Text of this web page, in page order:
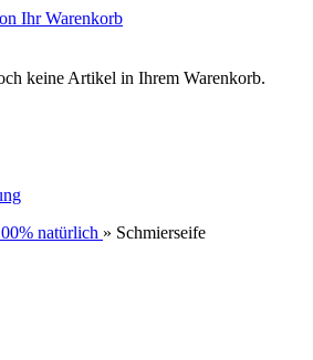
Ihr Warenkorb
keine Artikel in Ihrem Warenkorb.
natürlich » Schmierseife